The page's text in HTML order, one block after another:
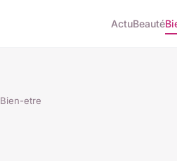
ActuBeauté
Bien-etre